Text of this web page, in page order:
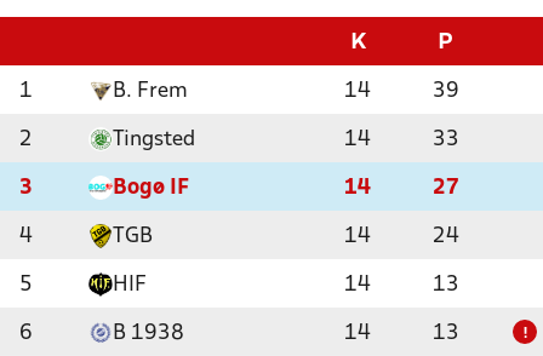
K P
1 B. Frem 14 39
2 Tingsted 14 33
3 Bogø IF 14 27
4 TGB 14 24
5 HIF 14 13
6 B 1938 14 13 !